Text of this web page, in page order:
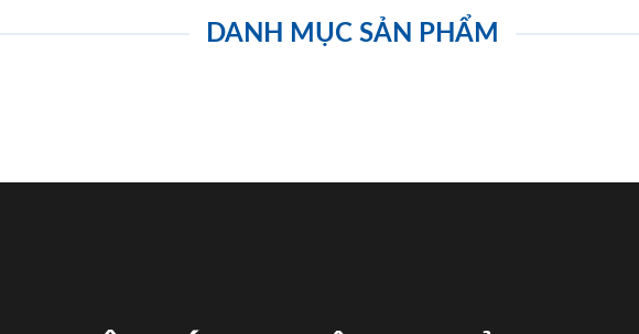
DANH MỤC SẢN PHẨM